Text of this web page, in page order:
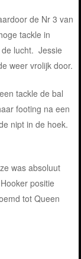
de Nr 3 van
tackle in
lucht. Jessie
weer vrolijk door.
tackle de bal
footing na een
nipt in de hoek.
was absoluut
positie
tot Queen